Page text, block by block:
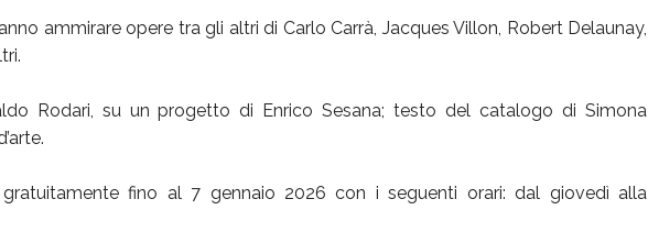
ammirare opere tra gli altri di Carlo Carrà, Jacques Villon, Robert Delaunay,
Rodari, su un progetto di Enrico Sesana; testo del catalogo di Simona
fino al 7 gennaio 2026 con i seguenti orari: dal giovedì alla